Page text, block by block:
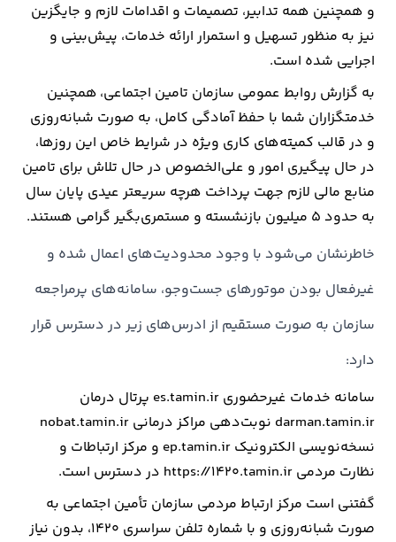
اقتصاد
ایران
ارتباطات
خودرو
عمومی
نوتیف
شناور
و همچنین همه تدابیر، تصمیمات و اقدامات لازم و جایگزین
نیز به منظور تسهیل و استمرار ارائه خدمات، پیش‌بینی و
اجرایی شده است.
به گزارش روابط عمومی سازمان تامین اجتماعی، همچنین
خدمتگزاران شما با حفظ آمادگی کامل، به صورت شبانه‌روزی
و در قالب کمیته‌های کاری ویژه در شرایط خاص این روزها،
در حال پیگیری امور و علی‌الخصوص در حال تلاش برای تامین
منابع مالی لازم جهت پرداخت هرچه سریعتر عیدی پایان سال
به حدود ۵ میلیون بازنشسته و مستمری‌بگیر گرامی هستند.
خاطرنشان می‌شود با وجود محدودیت‌های اعمال شده و
غیرفعال بودن موتور‌های جست‌و‌جو، سامانه‌های پرمراجعه
سازمان به صورت مستقیم از ادرس‌های زیر در دسترس قرار
دارد:
سامانه خدمات غیرحضوری es.tamin.ir پرتال درمان
darman.tamin.ir نوبت‌دهی مراکز درمانی nobat.tamin.ir
نسخه‌نویسی الکترونیک ep.tamin.ir و مرکز ارتباطات و
نظارت مردمی https://۱۴۲۰.tamin.ir در دسترس است.
گفتنی است مرکز ارتباط مردمی سازمان تأمین اجتماعی به
صورت شبانه‌روزی و با شماره تلفن سراسری ۱۴۲۰، بدون نیاز